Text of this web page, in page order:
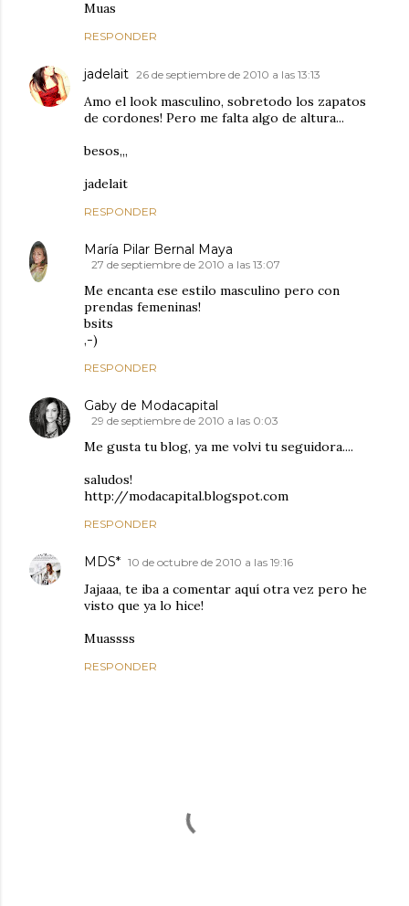
Muas
RESPONDER
jadelait 26 de septiembre de 2010 a las 13:13
Amo el look masculino, sobretodo los zapatos
de cordones! Pero me falta algo de altura...
besos,,,
jadelait
RESPONDER
María Pilar Bernal Maya
27 de septiembre de 2010 a las 13:07
Me encanta ese estilo masculino pero con
prendas femeninas!
bsits
,-)
RESPONDER
Gaby de Modacapital
29 de septiembre de 2010 a las 0:03
Me gusta tu blog, ya me volvi tu seguidora....
saludos!
http://modacapital.blogspot.com
RESPONDER
MDS* 10 de octubre de 2010 a las 19:16
Jajaaa, te iba a comentar aquí otra vez pero he
visto que ya lo hice!
Muassss
RESPONDER